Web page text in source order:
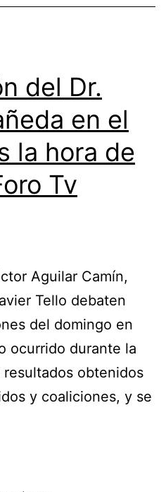
del Dr.
en el
la hora de
Tv
Aguilar Camín,
Tello debaten
del domingo en
ocurrido durante la
obtenidos
y coaliciones, y se